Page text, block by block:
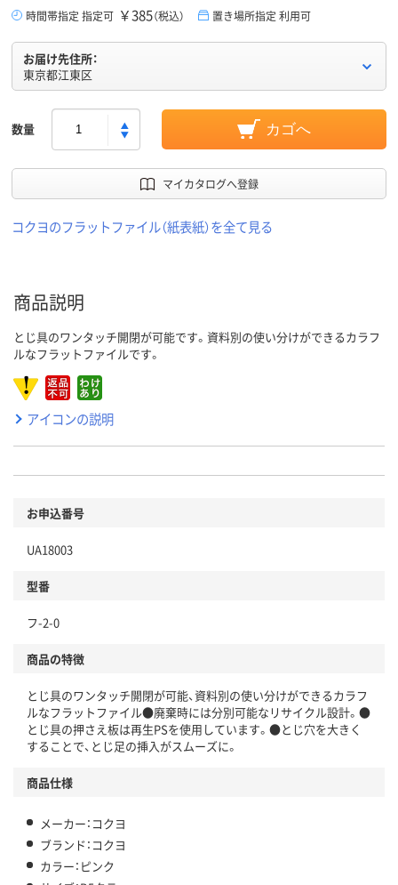
時間帯指定 指定可 ￥385（税込） 置き場所指定 利用可
お届け先住所：
東京都江東区
数量 カゴへ
マイカタログへ登録
コクヨのフラットファイル（紙表紙）を全て見る
商品説明
とじ具のワンタッチ開閉が可能です。資料別の使い分けができるカラフ
ルなフラットファイルです。
アイコンの説明
お申込番号
UA18003
型番
フ-2-0
商品の特徴
とじ具のワンタッチ開閉が可能、資料別の使い分けができるカラフ
ルなフラットファイル●廃棄時には分別可能なリサイクル設計。●
とじ具の押さえ板は再生PSを使用しています。●とじ穴を大きく
することで、とじ足の挿入がスムーズに。
商品仕様
メーカー：コクヨ
ブランド：コクヨ
カラー：ピンク